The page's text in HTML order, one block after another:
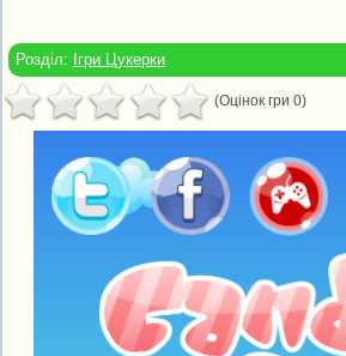
Розділ: Ігри Цукерки
(Оцінок гри 0)